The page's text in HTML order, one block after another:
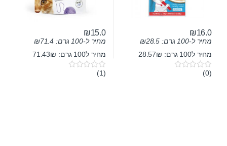
₪16.0
מחיר ל-100 גרם: ₪28.5
מחיר ל100 גרם: 28.57₪
0(0)
₪15.0
מחיר ל-100 גרם: ₪71.4
מחיר ל100 גרם: 71.43₪
0(1)